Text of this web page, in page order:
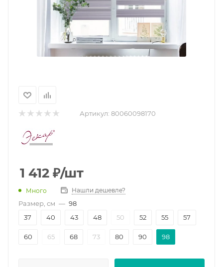
Артикул: 80060098170
1 412 ₽/шт
Много Нашли дешевле?
Размер, см — 98
37
40 43 48 50 52 55 57
60 65 68 73 80 90 98